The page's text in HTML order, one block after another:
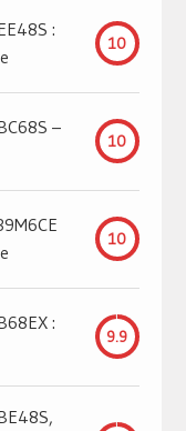
:
10
–
10
10
:
9.9